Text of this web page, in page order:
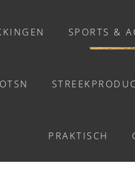
SPORTS &
Activiteiten
Balades et
PRAKTISCH
DES